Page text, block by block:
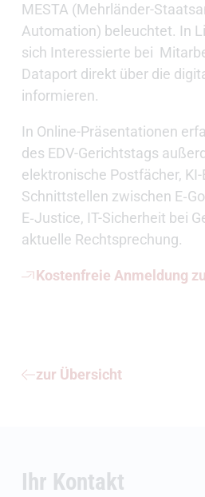
MESTA (Mehrländer-
Automation) beleuchtet. In
sich Interessierte bei
Dataport direkt über die
informieren.
In Online-Präsentationen
des EDV-Gerichtstags
elektronische Postfächer,
Schnittstellen zwischen
E‑Justice, IT-Sicherheit bei
aktuelle Rechtsprechung.
Kostenfreie Anmeldung
zur Übersicht
Ihr Kontakt